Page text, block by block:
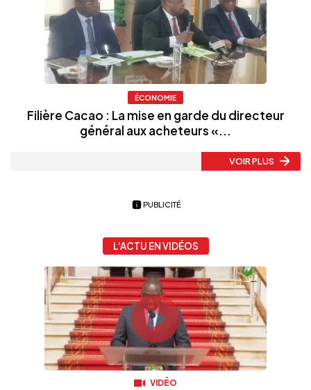
ÉCONOMIE
Filière Cacao : La mise en garde du directeur
général aux acheteurs «...
VOIR PLUS
PUBLICITÉ
L'ACTU EN VIDÉOS
VIDÉO